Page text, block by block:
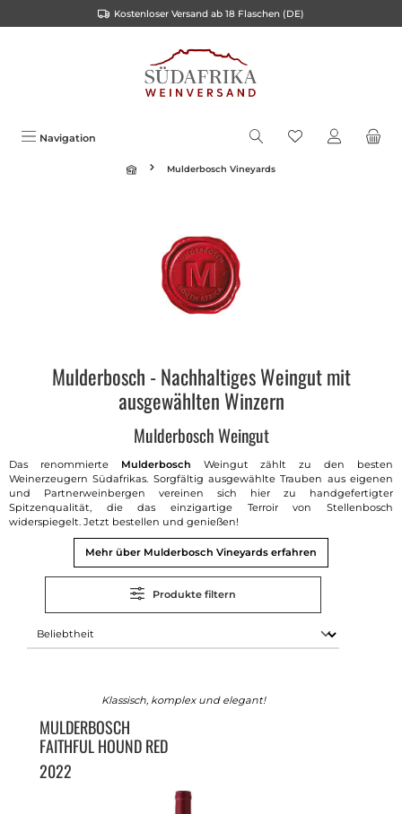
Kostenloser Versand ab 18 Flaschen (DE)
Navigation
Mulderbosch Vineyards
Mulderbosch - Nachhaltiges Weingut mit
ausgewählten Winzern
Mulderbosch Weingut
Das renommierte Mulderbosch Weingut zählt zu den besten
Weinerzeugern Südafrikas. Sorgfältig ausgewählte Trauben aus eigenen
und Partnerweinbergen vereinen sich hier zu handgefertigter
Spitzenqualität, die das einzigartige Terroir von Stellenbosch
widerspiegelt. Jetzt bestellen und genießen!
Mehr über Mulderbosch Vineyards erfahren
Produkte filtern
Klassisch, komplex und elegant!
MULDERBOSCH
FAITHFUL HOUND RED
2022